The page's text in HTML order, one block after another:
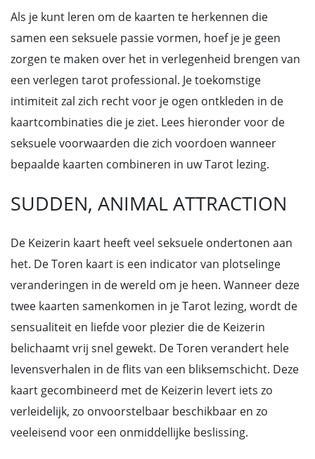
Als je kunt leren om de kaarten te herkennen die
samen een seksuele passie vormen, hoef je je geen
zorgen te maken over het in verlegenheid brengen van
een verlegen tarot professional. Je toekomstige
intimiteit zal zich recht voor je ogen ontkleden in de
kaartcombinaties die je ziet. Lees hieronder voor de
seksuele voorwaarden die zich voordoen wanneer
bepaalde kaarten combineren in uw Tarot lezing.
SUDDEN, ANIMAL ATTRACTION
De Keizerin kaart heeft veel seksuele ondertonen aan
het. De Toren kaart is een indicator van plotselinge
veranderingen in de wereld om je heen. Wanneer deze
twee kaarten samenkomen in je Tarot lezing, wordt de
sensualiteit en liefde voor plezier die de Keizerin
belichaamt vrij snel gewekt. De Toren verandert hele
levensverhalen in de flits van een bliksemschicht. Deze
kaart gecombineerd met de Keizerin levert iets zo
verleidelijk, zo onvoorstelbaar beschikbaar en zo
veeleisend voor een onmiddellijke beslissing.